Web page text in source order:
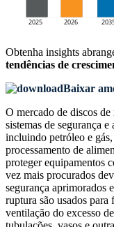
Obtenha insights
tendências de
Baixar
O mercado de discos
sistemas de segurança
incluindo petróleo e
processamento de
proteger equipamentos
vez mais procurados
segurança aprimorados
ruptura são usados
ventilação do excesso